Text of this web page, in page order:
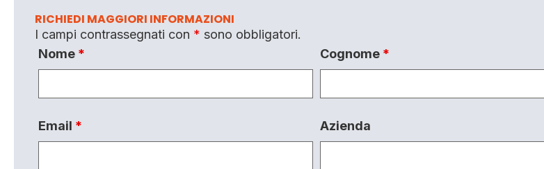
RICHIEDI MAGGIORI INFORMAZIONI
I campi contrassegnati con * sono obbligatori.
Nome * Cognome *
Email * Azienda